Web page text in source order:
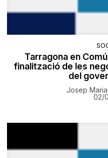
Tarragona en
finalització de les
del
Josep
02/